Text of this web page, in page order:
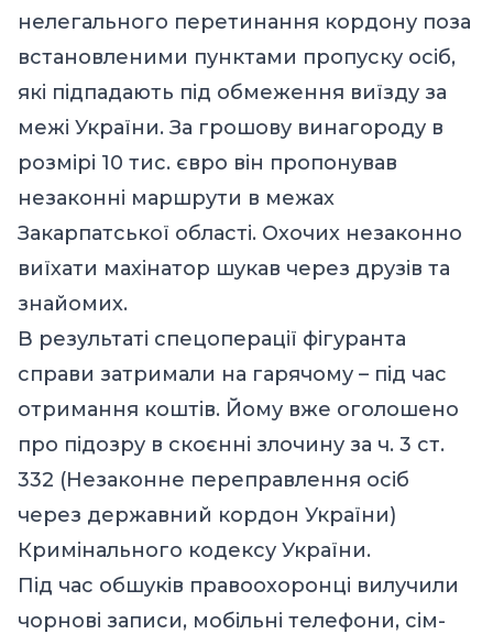
нелегального перетинання кордону поза
встановленими пунктами пропуску осіб,
які підпадають під обмеження виїзду за
межі України. За грошову винагороду в
розмірі 10 тис. євро він пропонував
незаконні маршрути в межах
Закарпатської області. Охочих незаконно
виїхати махінатор шукав через друзів та
знайомих.
В результаті спецоперації фігуранта
справи затримали на гарячому – під час
отримання коштів. Йому вже оголошено
про підозру в скоєнні злочину за ч. 3 ст.
332 (Незаконне переправлення осіб
через державний кордон України)
Кримінального кодексу України.
Під час обшуків правоохоронці вилучили
чорнові записи, мобільні телефони, сім-